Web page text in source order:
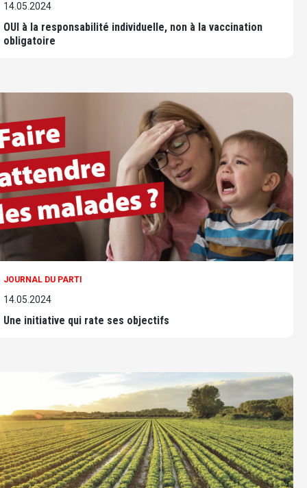
14.05.2024
OUI à la responsabilité individuelle, non à la vaccination
obligatoire
JOURNAL DU PARTI
14.05.2024
Une initiative qui rate ses objectifs